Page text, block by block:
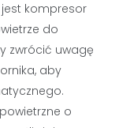
kompresor
do
zwrócić uwagę
aby
o